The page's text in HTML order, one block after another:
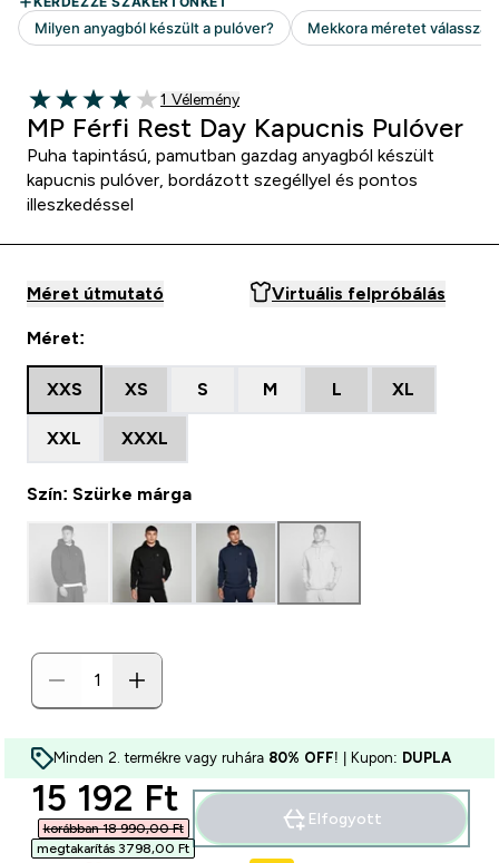
4 out of 5 stars
1 customer reviews
1 Vélemény
MP Férfi Rest Day Kapucnis Pulóver
Puha tapintású, pamutban gazdag anyagból készült
kapucnis pulóver, bordázott szegéllyel és pontos
illeszkedéssel
Méret útmutató Virtuális felpróbálás
Méret:
XXS XS S M L XL
XXL XXXL
Szín: Szürke márga
Minden 2. termékre vagy ruhára 80% OFF! | Kupon: DUPLA
discounted price
15 192 Ft‎
korábban 18 990,00 Ft‎
megtakarítás 3798,00 Ft‎
Elfogyott